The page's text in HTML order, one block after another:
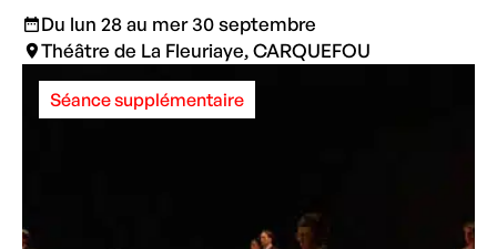
Du lun 28 au mer 30 septembre
Théâtre de La Fleuriaye, CARQUEFOU
Séance supplémentaire